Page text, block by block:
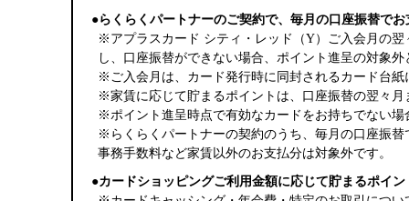
●らくらくパートナーのご契約で、毎月の口座振替で
※アプラスカード シティ・レッド（Y）ご入会月の
し、口座振替ができない場合、ポイント進呈の対象外
※ご入会月は、カード発行時に同封されるカード台
※家賃に応じて貯まるポイントは、口座振替の翌々月
※ポイント進呈時点で有効なカードをお持ちでない
※らくらくパートナーの契約のうち、毎月の口座振
事務手数料など家賃以外のお支払分は対象外です。
●カードショッピングご利用金額に応じて貯まるポイ